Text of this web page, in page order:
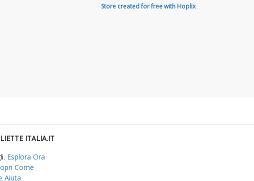
Store created for free with Hoplix
ITALIA.IT
Esplora Ora
Come
Aiuta